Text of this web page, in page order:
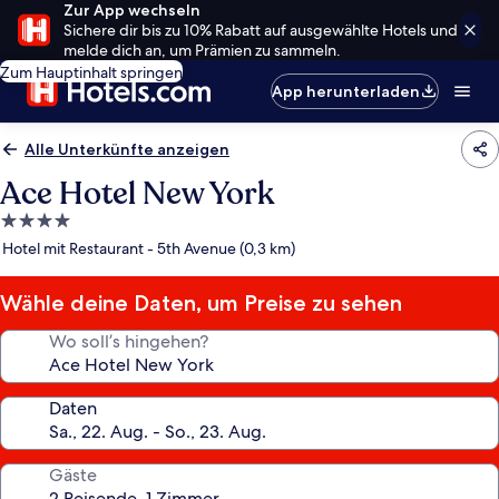
Zur App wechseln
Sichere dir bis zu 10% Rabatt auf ausgewählte Hotels und
melde dich an, um Prämien zu sammeln.
Zum Hauptinhalt springen
App herunterladen
Alle Unterkünfte anzeigen
Ace Hotel New York
4.0-
Sterne-
Hotel mit Restaurant - 5th Avenue (0,3 km)
Wähle deine Daten, um Preise zu sehen
Wo soll’s hingehen?
Daten
Gäste